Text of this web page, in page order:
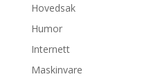
Hovedsak
Humor
Internett
Maskinvare